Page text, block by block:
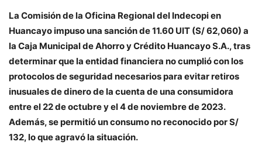
La Comisión de la Oficina Regional del Indecopi en
Huancayo impuso una sanción de 11.60 UIT (S/ 62,060) a
la Caja Municipal de Ahorro y Crédito Huancayo S.A., tras
determinar que la entidad financiera no cumplió con los
protocolos de seguridad necesarios para evitar retiros
inusuales de dinero de la cuenta de una consumidora
entre el 22 de octubre y el 4 de noviembre de 2023.
Además, se permitió un consumo no reconocido por S/
132, lo que agravó la situación.